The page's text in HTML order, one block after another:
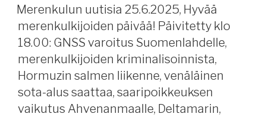
100
standardi,
merenkulkijoiden
kuolleisuus,
Hormuzin
salmi,
Lundqvist
Rederierna,
Merenkulun uutisia 25.6.2025, Hyvää
merenkulkijoiden päivää! Päivitetty klo
18.00: GNSS varoitus Suomenlahdelle,
merenkulkijoiden kriminalisoinnista,
Hormuzin salmen liikenne, venäläinen
sota-alus saattaa, saaripoikkeuksen
vaikutus Ahvenanmaalle, Deltamarin,